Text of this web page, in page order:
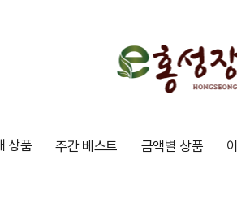
상품 주간 베스트 금액별 상품